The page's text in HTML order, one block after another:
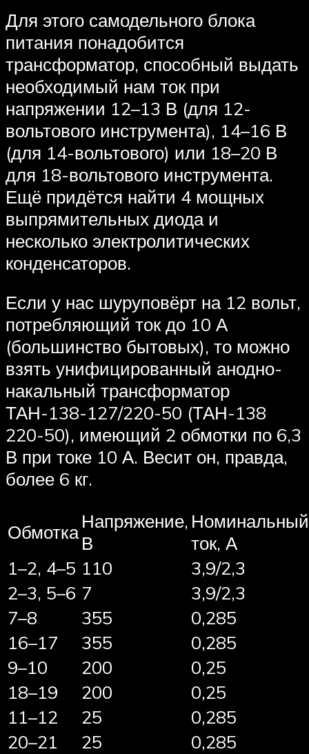
Для этого самодельного блока
питания понадобится
трансформатор, способный выдать
необходимый нам ток при
напряжении 12–13 В (для 12-
вольтового инструмента), 14–16 В
(для 14-вольтового) или 18–20 В
для 18-вольтового инструмента.
Ещё придётся найти 4 мощных
выпрямительных диода и
несколько электролитических
конденсаторов.
Если у нас шуруповёрт на 12 вольт,
потребляющий ток до 10 А
(большинство бытовых), то можно
взять унифицированный анодно-
накальный трансформатор
ТАН-138-127/220-50 (ТАН-138
220-50), имеющий 2 обмотки по 6,3
В при токе 10 А. Весит он, правда,
более 6 кг.
ОбмоткаНапряжение,
В
Номинальный
ток, А
1–2, 4–5 110
3,9/2,3
2–3, 5–6 7
3,9/2,3
7–8
355
0,285
16–17
355
0,285
9–10
200
0,25
18–19
200
0,25
11–12
25
0,285
20–21
25
0,285